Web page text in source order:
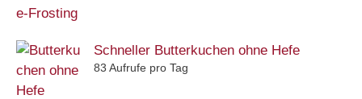
Schneller Butterkuchen ohne Hefe
83 Aufrufe pro Tag